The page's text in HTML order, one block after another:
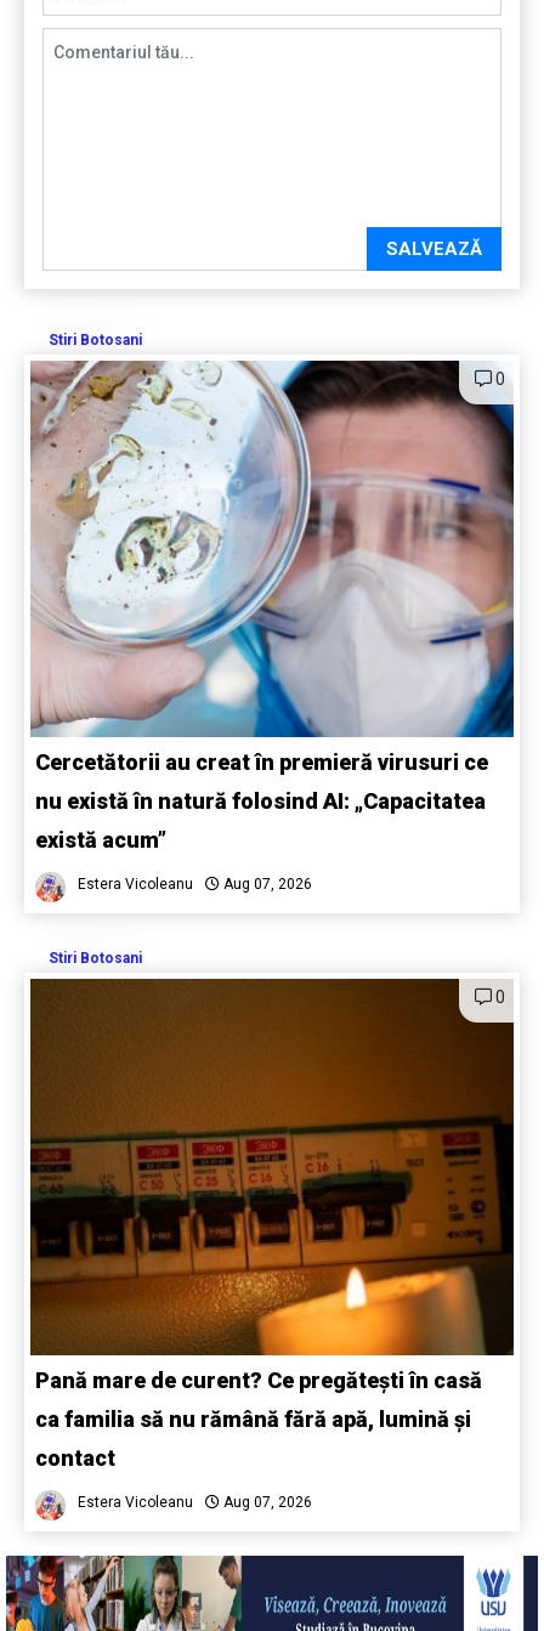
SALVEAZĂ
Stiri Botosani
0
Cercetătorii au creat în premieră virusuri ce
nu există în natură folosind AI: „Capacitatea
există acum”
Estera Vicoleanu Aug 07, 2026
Stiri Botosani
0
Pană mare de curent? Ce pregătești în casă
ca familia să nu rămână fără apă, lumină și
contact
Estera Vicoleanu Aug 07, 2026